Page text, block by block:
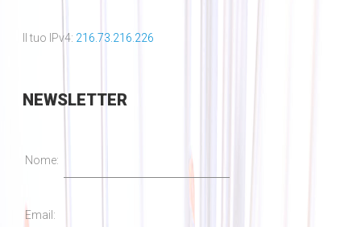
Il tuo IPv4: 216.73.216.226
NEWSLETTER
Nome:
Email: